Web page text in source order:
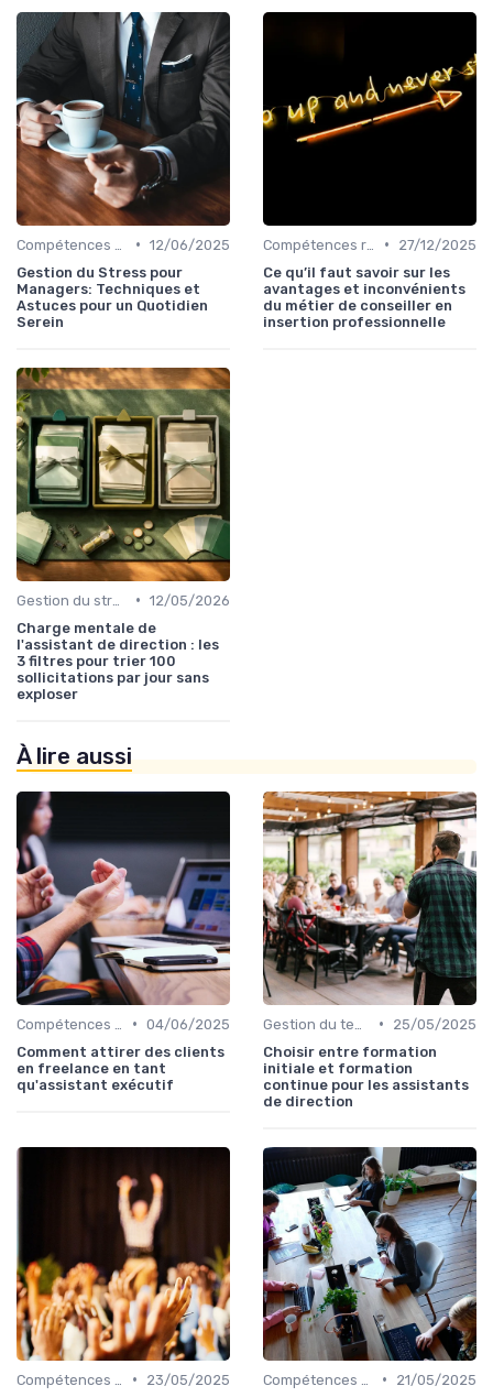
• 12/06/2025
Gestion du Stress pour
Managers: Techniques et
Astuces pour un Quotidien
Serein
•
27/12/2025
Ce qu’il faut savoir sur les
avantages et inconvénients
du métier de conseiller en
insertion professionnelle
• 12/05/2026
Charge mentale de
l'assistant de direction : les
3 filtres pour trier 100
sollicitations par jour sans
exploser
À lire aussi
• 04/06/2025
Comment attirer des clients
en freelance en tant
qu'assistant exécutif
•
25/05/2025
Choisir entre formation
initiale et formation
continue pour les assistants
de direction
•
23/05/2025
•
21/05/2025